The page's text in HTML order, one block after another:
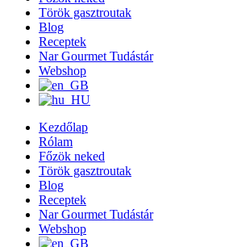
Török gasztroutak
Blog
Receptek
Nar Gourmet Tudástár
Webshop
Kezdőlap
Rólam
Főzök neked
Török gasztroutak
Blog
Receptek
Nar Gourmet Tudástár
Webshop